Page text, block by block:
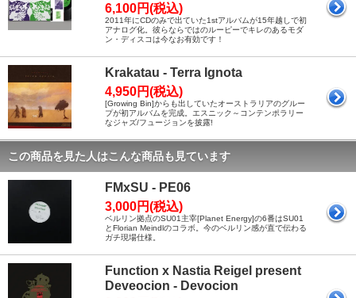
6,100円(税込)
2011年にCDのみで出ていた1stアルバムが15年越しで初
アナログ化。彼らならではのルーピーでキレのあるモダ
ン・ディスコは今なお有効です！
Krakatau - Terra Ignota
4,950円(税込)
[Growing Bin]からも出していたオーストラリアのグルー
プが初アルバムを完成。エスニック～コンテンポラリー
なジャズ/フュージョンを披露!
この商品を見た人はこんな商品も見ています
FMxSU - PE06
3,000円(税込)
ベルリン拠点のSU01主宰[Planet Energy]の6番はSU01
とFlorian Meindlのコラボ。今のベルリン感が直で伝わる
ガチ現場仕様。
Function x Nastia Reigel present
Deveocion - Devocion